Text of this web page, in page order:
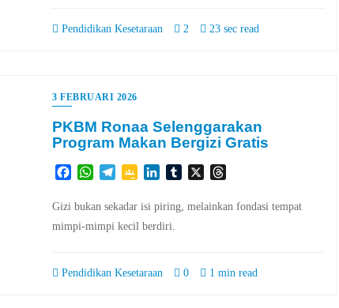
Pendidikan Kesetaraan 2 23 sec read
3 FEBRUARI 2026
PKBM Ronaa Selenggarakan
Program Makan Bergizi Gratis
FacebookWhatsApp
TelegramGoogleLinkedInTumblr
X
Gizi bukan sekadar isi piring, melainkan fondasi tempat
mimpi-mimpi kecil berdiri.
Pendidikan Kesetaraan 0 1 min read